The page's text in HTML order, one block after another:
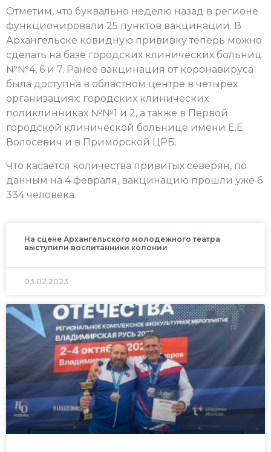
Отметим, что буквально неделю назад в регионе
функционировали 25 пунктов вакцинации. В
Архангельске ковидную прививку теперь можно
сделать на базе городских клинических больниц
№№4, 6 и 7. Ранее вакцинация от коронавируса
была доступна в областном центре в четырех
организациях: городских клинических
поликлинниках №№1 и 2, а также в Первой
городской клинической больнице имени Е.Е.
Волосевич и в Приморской ЦРБ.
Что касается количества привитых северян, по
данным на 4 февраля, вакцинацию прошли уже 6
334 человека.
На сцене Архангельского молодежного театра
выступили воспитанники колонии
03.02.2023